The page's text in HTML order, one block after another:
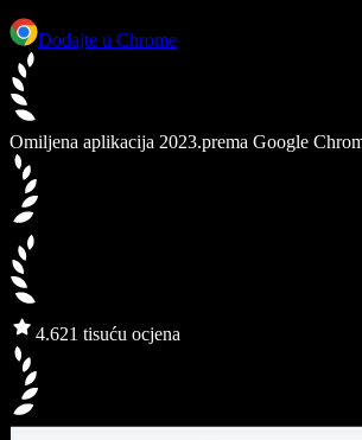
Dodajte u Chrome
Omiljena aplikacija 2023.prema Google
4.621 tisuću ocjena